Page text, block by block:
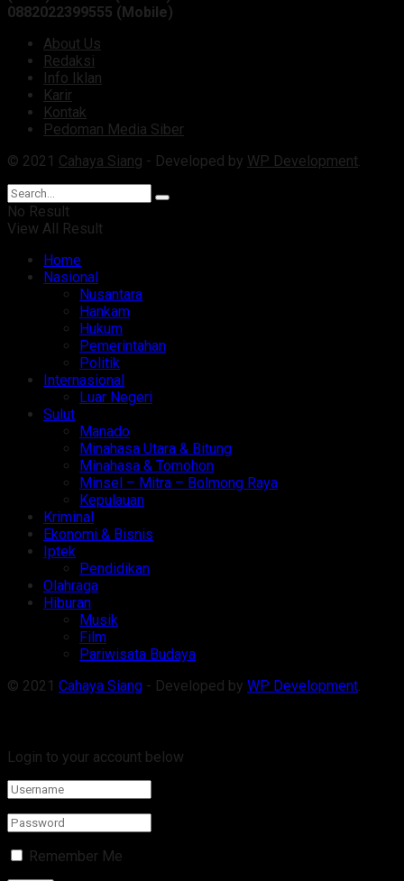
0882022399555 (Mobile)
About Us
Redaksi
Info Iklan
Karir
Kontak
Pedoman Media Siber
© 2021 Cahaya Siang - Developed by WP Development.
No Result
View All Result
Home
Nasional
Nusantara
Hankam
Hukum
Pemerintahan
Politik
Internasional
Luar Negeri
Sulut
Manado
Minahasa Utara & Bitung
Minahasa & Tomohon
Minsel – Mitra – Bolmong Raya
Kepulauan
Kriminal
Ekonomi & Bisnis
Iptek
Pendidikan
Olahraga
Hiburan
Musik
Film
Pariwisata Budaya
© 2021 Cahaya Siang - Developed by WP Development.
Login to your account below
Remember Me